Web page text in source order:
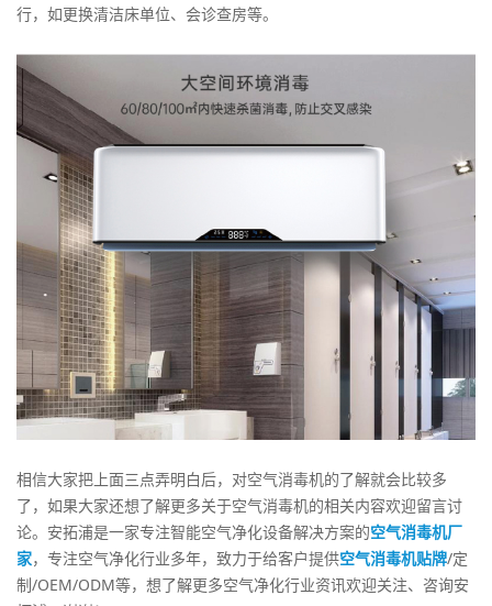
行，如更换清洁床单位、会诊查房等。
相信大家把上面三点弄明白后，对空气消毒机的了解就会比较多
了，如果大家还想了解更多关于空气消毒机的相关内容欢迎留言讨
论。安拓浦是一家专注智能空气净化设备解决方案的空气消毒机厂
家，专注空气净化行业多年，致力于给客户提供空气消毒机贴牌/定
制/OEM/ODM等，想了解更多空气净化行业资讯欢迎关注、咨询安